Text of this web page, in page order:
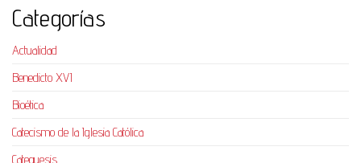
Categorías
Actualidad
Benedicto XVI
Bioética
Catecismo de la Iglesia Católica
Catequesis